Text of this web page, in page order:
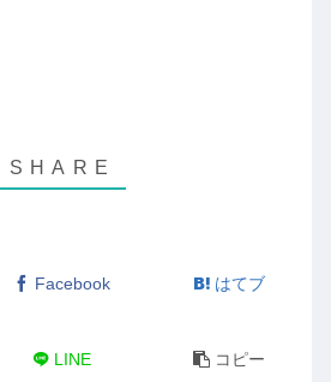
Facebook はてブ
LINE コピー